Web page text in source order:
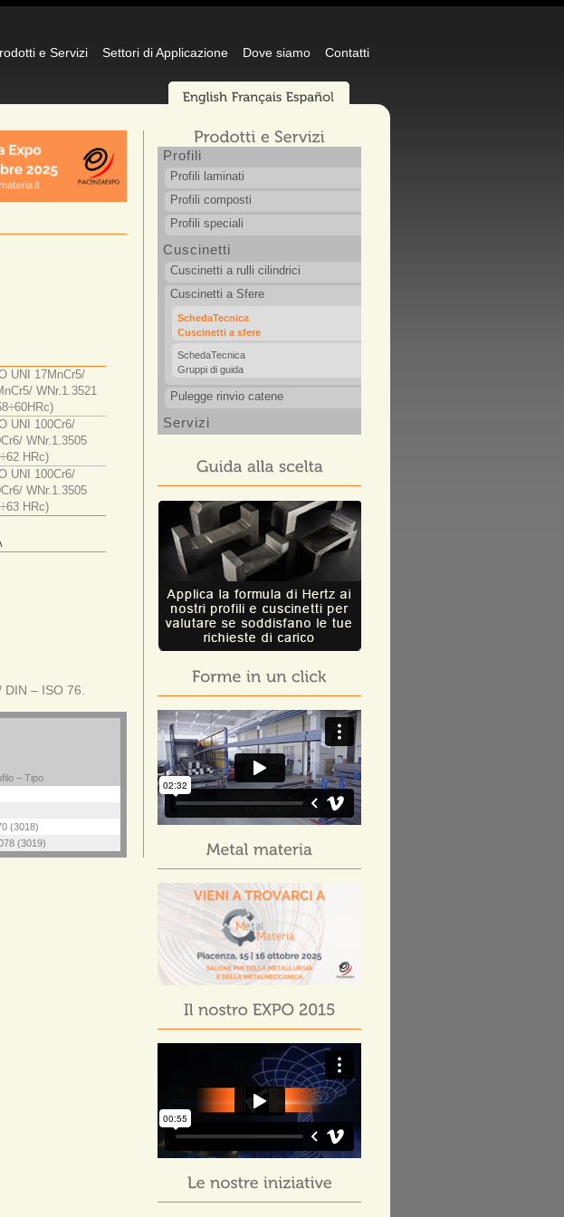
e Servizi Settori di Applicazione Dove siamo Contatti
UNI 17MnCr5/
WNr.1.3521
UNI 100Cr6/
WNr.1.3505
HRc)
UNI 100Cr6/
WNr.1.3505
HRc)
– ISO 76.
– Tipo
(3018)
(3019)
Profili
Profili laminati
Profili composti
Profili speciali
Cuscinetti
Cuscinetti a rulli cilindrici
Cuscinetti a Sfere
SchedaTecnica
Cuscinetti a sfere
SchedaTecnica
Gruppi di guida
Pulegge rinvio catene
Servizi